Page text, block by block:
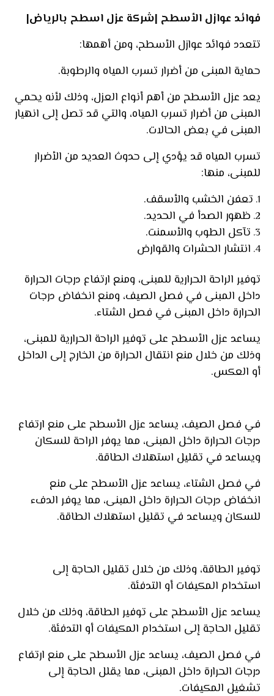
فوائد عوازل الأسطح |شركة عزل اسطح بالرياض|
تتعدد فوائد عوازل الأسطح، ومن أهمها:
حماية المبنى من أضرار تسرب المياه والرطوبة.
يعد عزل الأسطح من أهم أنواع العزل، وذلك لأنه يحمي
المبنى من أضرار تسرب المياه، والتي قد تصل إلى انهيار
المبنى في بعض الحالات.
تسرب المياه قد يؤدي إلى حدوث العديد من الأضرار
للمبنى، منها:
تعفن الخشب والأسقف.
ظهور الصدأ في الحديد.
تآكل الطوب والأسمنت.
انتشار الحشرات والقوارض
توفير الراحة الحرارية للمبنى، ومنع ارتفاع درجات الحرارة
داخل المبنى في فصل الصيف، ومنع انخفاض درجات
الحرارة داخل المبنى في فصل الشتاء.
يساعد عزل الأسطح على توفير الراحة الحرارية للمبنى،
وذلك من خلال منع انتقال الحرارة من الخارج إلى الداخل
أو العكس.
في فصل الصيف، يساعد عزل الأسطح على منع ارتفاع
درجات الحرارة داخل المبنى، مما يوفر الراحة للسكان
ويساعد في تقليل استهلاك الطاقة.
في فصل الشتاء، يساعد عزل الأسطح على منع
انخفاض درجات الحرارة داخل المبنى، مما يوفر الدفء
للسكان ويساعد في تقليل استهلاك الطاقة.
توفير الطاقة، وذلك من خلال تقليل الحاجة إلى
استخدام المكيفات أو التدفئة.
يساعد عزل الأسطح على توفير الطاقة، وذلك من خلال
تقليل الحاجة إلى استخدام المكيفات أو التدفئة.
في فصل الصيف، يساعد عزل الأسطح على منع ارتفاع
درجات الحرارة داخل المبنى، مما يقلل الحاجة إلى
تشغيل المكيفات.